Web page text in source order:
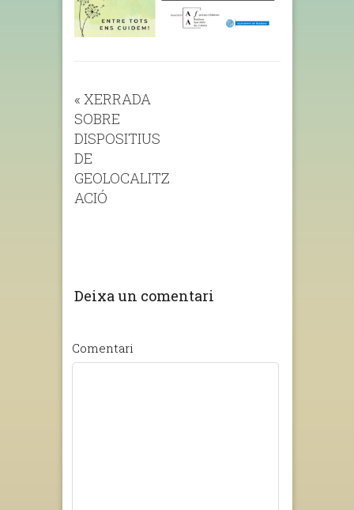
« XERRADA
SOBRE
DISPOSITIUS
DE
GEOLOCALITZ
ACIÓ
Deixa un comentari
Comentari